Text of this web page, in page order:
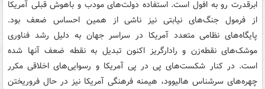
ابرقدرت رو به افول است. استفاده دولت‌های مودب و باهوش قبلی آمریکا
از فرمول جنگ‌های نیابتی نیز ناشی از همین احساس ضعف بود.
پایگاه‌های نظامی متعدد آمریکا در سراسر جهان به دلیل رشد فناوری
موشک‌های نقطه‌زن و رادارگریز اکنون تبدیل به نقطه ضعف آنها شده
است. در کنار شکست‌های پی در پی آمریکا و رسوایی‌های اخلاقی مکرر
چهره‌های سرشناس هالیوود، هیمنه فرهنگی آمریکا نیز در حال فروریختن